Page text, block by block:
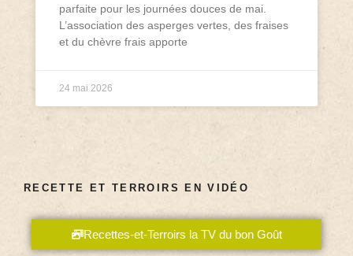
parfaite pour les journées douces de mai.
L’association des asperges vertes, des fraises
et du chèvre frais apporte
24 mai 2026
RECETTE ET TERROIRS EN VIDÉO
Recettes-et-Terroirs la TV du bon Goût